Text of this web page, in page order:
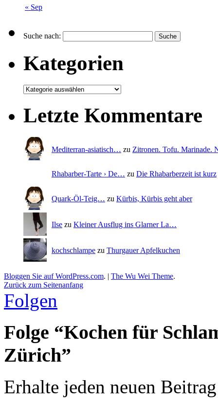
« Sep
Suche nach:
Kategorien
Letzte Kommentare
Mediterran-asiatisch… zu Zitronen. Tofu. Marinade.
Rhabarber-Tarte › De… zu Die Rhabarberzeit ist kurz
Quark-Öl-Teig… zu Kürbis, Kürbis geht aber
Ilse zu Kleiner Ausflug ins Glarner La…
kochschlampe zu Thurgauer Apfelkuchen
Bloggen Sie auf WordPress.com. | The Wu Wei Theme.
Zurück zum Seitenanfang
Folgen
Folge “Kochen für
Zürich”
Erhalte jeden neuen